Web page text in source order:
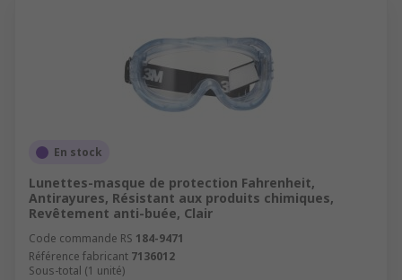
En stock
Lunettes-masque de protection Fahrenheit,
Antirayures, Résistant aux produits chimiques,
Revêtement anti-buée, Clair
Code commande RS 184-9471
Référence fabricant 7136012
Sous-total (1 unité)